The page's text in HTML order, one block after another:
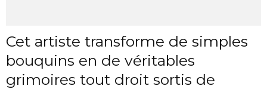
Cet artiste transforme de simples
bouquins en de véritables
grimoires tout droit sortis de